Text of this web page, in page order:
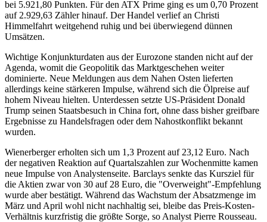
bei 5.921,80 Punkten. Für den ATX Prime ging es um 0,70 Prozent
auf 2.929,63 Zähler hinauf. Der Handel verlief an Christi
Himmelfahrt weitgehend ruhig und bei überwiegend dünnen
Umsätzen.
Wichtige Konjunkturdaten aus der Eurozone standen nicht auf der
Agenda, womit die Geopolitik das Marktgeschehen weiter
dominierte. Neue Meldungen aus dem Nahen Osten lieferten
allerdings keine stärkeren Impulse, während sich die Ölpreise auf
hohem Niveau hielten. Unterdessen setzte US-Präsident Donald
Trump seinen Staatsbesuch in China fort, ohne dass bisher greifbare
Ergebnisse zu Handelsfragen oder dem Nahostkonflikt bekannt
wurden.
Wienerberger erholten sich um 1,3 Prozent auf 23,12 Euro. Nach
der negativen Reaktion auf Quartalszahlen zur Wochenmitte kamen
neue Impulse von Analystenseite. Barclays senkte das Kursziel für
die Aktien zwar von 30 auf 28 Euro, die "Overweight"-Empfehlung
wurde aber bestätigt. Während das Wachstum der Absatzmenge im
März und April wohl nicht nachhaltig sei, bleibe das Preis-Kosten-
Verhältnis kurzfristig die größte Sorge, so Analyst Pierre Rousseau.